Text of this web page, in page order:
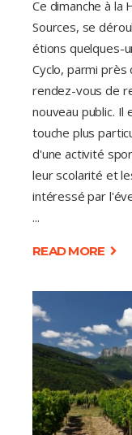
Ce dimanche à la
Sources, se
étions quelques-
Cyclo, parmi
rendez-vous de
nouveau public.
touche plus
d'une activité
leur scolarité et
intéressé par
READ MORE